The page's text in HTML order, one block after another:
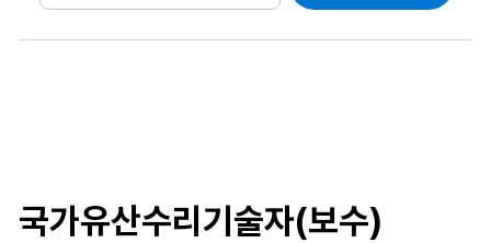
국가유산수리기술자(보수)